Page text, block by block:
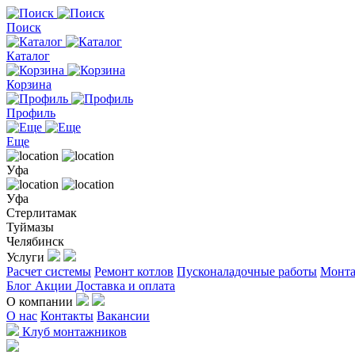
Поиск
Каталог
Корзина
Профиль
Еще
Уфа
Уфа
Стерлитамак
Туймазы
Челябинск
Услуги
Расчет системы Ремонт котлов Пусконаладочные работы
Блог Акции Доставка и оплата
О компании
О нас Контакты Вакансии
Клуб монтажников